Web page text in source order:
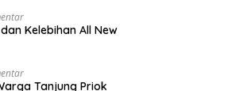
Kelebihan All New
Tanjung Priok